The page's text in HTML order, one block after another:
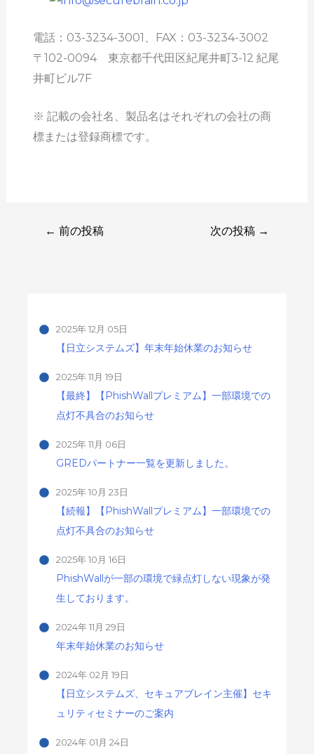
電話：03-3234-3001、FAX：03-3234-3002
〒102-0094 東京都千代田区紀尾井町3-12 紀尾
井町ビル7F
※ 記載の会社名、製品名はそれぞれの会社の商
標または登録商標です。
← 前の投稿 次の投稿 →
【日立システムズ】年末年始休業のお知らせ
2025年 12月 05日
【最終】【PhishWallプレミアム】一部環境での
点灯不具合のお知らせ
2025年 11月 19日
GREDパートナー一覧を更新しました。
2025年 11月 06日
【続報】【PhishWallプレミアム】一部環境での
点灯不具合のお知らせ
2025年 10月 23日
PhishWallが一部の環境で緑点灯しない現象が発
生しております。
2025年 10月 16日
年末年始休業のお知らせ
2024年 11月 29日
【日立システムズ、セキュアブレイン主催】セキ
ュリティセミナーのご案内
2024年 02月 19日
2024年 01月 24日